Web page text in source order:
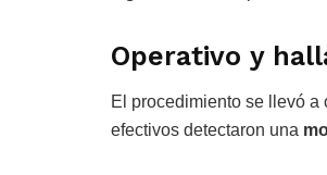
Operativo y
El procedimiento se llevó
efectivos detectaron una